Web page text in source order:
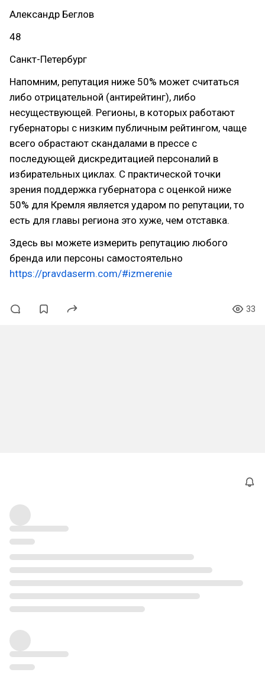
Александр Беглов
48
Санкт-Петербург
Напомним, репутация ниже 50% может считаться
либо отрицательной (антирейтинг), либо
несуществующей. Регионы, в которых работают
губернаторы с низким публичным рейтингом, чаще
всего обрастают скандалами в прессе с
последующей дискредитацией персоналий в
избирательных циклах. С практической точки
зрения поддержка губернатора с оценкой ниже
50% для Кремля является ударом по репутации, то
есть для главы региона это хуже, чем отставка.
Здесь вы можете измерить репутацию любого
бренда или персоны самостоятельно
https://pravdaserm.com/#izmerenie
33